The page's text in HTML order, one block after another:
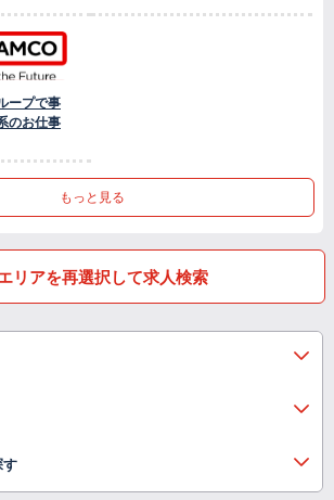
ープで事
のお仕事
もっと見る
リアを再選択して求人検索
す